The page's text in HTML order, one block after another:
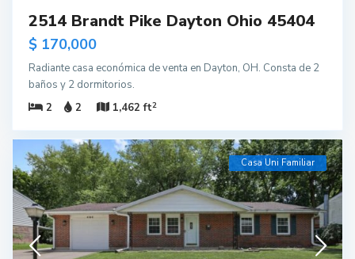
2514 Brandt Pike Dayton Ohio 45404
$ 170,000
Radiante casa económica de venta en Dayton, OH. Consta de 2
baños y 2 dormitorios.
2
2 1,462 ft2
Casa Uni Familiar